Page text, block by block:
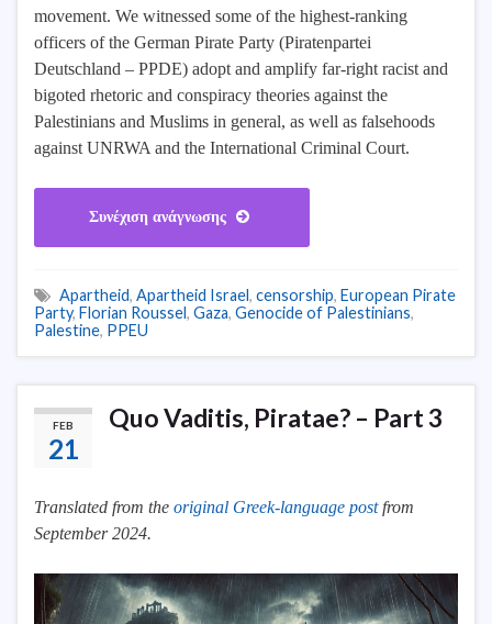
movement. We witnessed some of the highest-ranking
officers of the German Pirate Party (Piratenpartei
Deutschland – PPDE) adopt and amplify far-right racist and
bigoted rhetoric and conspiracy theories against the
Palestinians and Muslims in general, as well as falsehoods
against UNRWA and the International Criminal Court.
Συνέχιση ανάγνωσης
Apartheid, Apartheid Israel, censorship, European Pirate
Party, Florian Roussel, Gaza, Genocide of Palestinians,
Palestine, PPEU
FEB
21
Quo Vaditis, Piratae? – Part 3
Translated from the original Greek-language postfrom
September 2024.